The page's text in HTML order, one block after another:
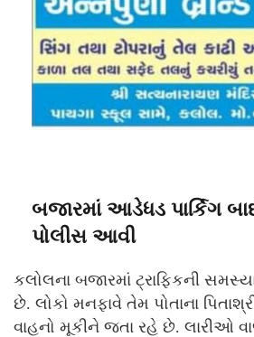
બજારમાં આડેધડ પાર્કિગ
પોલીસ આવી
કલોલના બજારમાં ટ્રાફિકની
છે. લોકો મનફાવે તેમ પોતાના
વાહનો મૂકીને જતા રહે છે. લારીઓ